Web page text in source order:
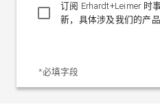
订阅 Erhardt+Leimer 时
新，具体涉及我们的产
*必填字段